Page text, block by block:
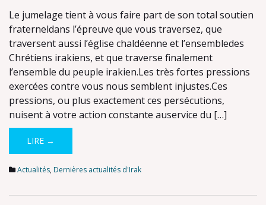
Le jumelage tient à vous faire part de son total soutien
fraterneldans l’épreuve que vous traversez, que
traversent aussi l’église chaldéenne et l’ensembledes
Chrétiens irakiens, et que traverse finalement
l’ensemble du peuple irakien.Les très fortes pressions
exercées contre vous nous semblent injustes.Ces
pressions, ou plus exactement ces persécutions,
nuisent à votre action constante auservice du […]
LIRE →
Actualités,Dernières actualités d'Irak